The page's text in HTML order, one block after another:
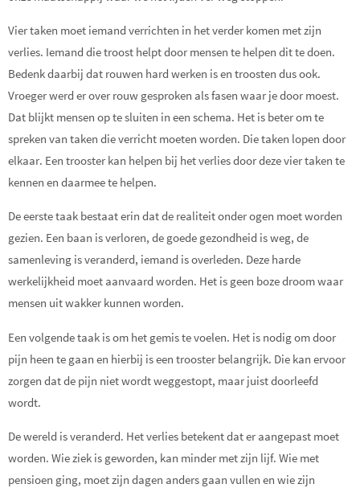
Vier taken moet iemand verrichten in het verder komen met zijn
verlies. Iemand die troost helpt door mensen te helpen dit te doen.
Bedenk daarbij dat rouwen hard werken is en troosten dus ook.
Vroeger werd er over rouw gesproken als fasen waar je door moest.
Dat blijkt mensen op te sluiten in een schema. Het is beter om te
spreken van taken die verricht moeten worden. Die taken lopen door
elkaar. Een trooster kan helpen bij het verlies door deze vier taken te
kennen en daarmee te helpen.
De eerste taak bestaat erin dat de realiteit onder ogen moet worden
gezien. Een baan is verloren, de goede gezondheid is weg, de
samenleving is veranderd, iemand is overleden. Deze harde
werkelijkheid moet aanvaard worden. Het is geen boze droom waar
mensen uit wakker kunnen worden.
Een volgende taak is om het gemis te voelen. Het is nodig om door
pijn heen te gaan en hierbij is een trooster belangrijk. Die kan ervoor
zorgen dat de pijn niet wordt weggestopt, maar juist doorleefd
wordt.
De wereld is veranderd. Het verlies betekent dat er aangepast moet
worden. Wie ziek is geworden, kan minder met zijn lijf. Wie met
pensioen ging, moet zijn dagen anders gaan vullen en wie zijn